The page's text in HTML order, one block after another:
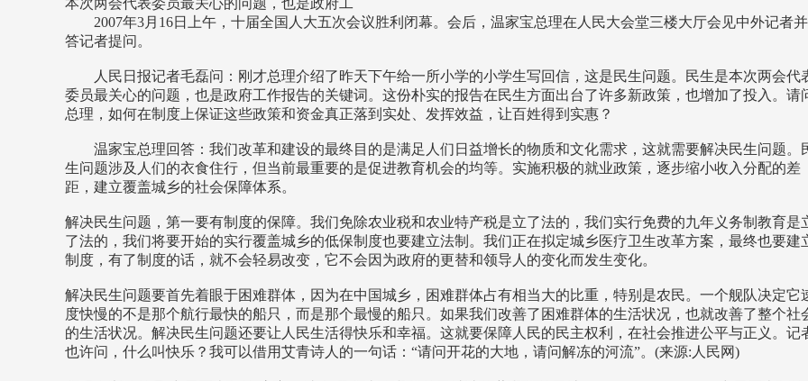
2007年3月16日上午，十届全国人大五次会议胜利闭幕。会后，温家宝总理在人民大会堂三楼大厅会见中外记者
答记者提问。
人民日报记者毛磊问：刚才总理介绍了昨天下午给一所小学的小学生写回信，这是民生问题。民生是本次两会代
委员最关心的问题，也是政府工作报告的关键词。这份朴实的报告在民生方面出台了许多新政策，也增加了投入。请
总理，如何在制度上保证这些政策和资金真正落到实处、发挥效益，让百姓得到实惠？
温家宝总理回答：我们改革和建设的最终目的是满足人们日益增长的物质和文化需求，这就需要解决民生问题。
生问题涉及人们的衣食住行，但当前最重要的是促进教育机会的均等。实施积极的就业政策，逐步缩小收入分配的差
距，建立覆盖城乡的社会保障体系。
解决民生问题，第一要有制度的保障。我们免除农业税和农业特产税是立了法的，我们实行免费的九年义务制教育是
了法的，我们将要开始的实行覆盖城乡的低保制度也要建立法制。我们正在拟定城乡医疗卫生改革方案，最终也要建
制度，有了制度的话，就不会轻易改变，它不会因为政府的更替和领导人的变化而发生变化。
解决民生问题要首先着眼于困难群体，因为在中国城乡，困难群体占有相当大的比重，特别是农民。一个舰队决定它
度快慢的不是那个航行最快的船只，而是那个最慢的船只。如果我们改善了困难群体的生活状况，也就改善了整个社
的生活状况。解决民生问题还要让人民生活得快乐和幸福。这就要保障人民的民主权利，在社会推进公平与正义。记
也许问，什么叫快乐？我可以借用艾青诗人的一句话：“请问开花的大地，请问解冻的河流”。(来源:人民网)